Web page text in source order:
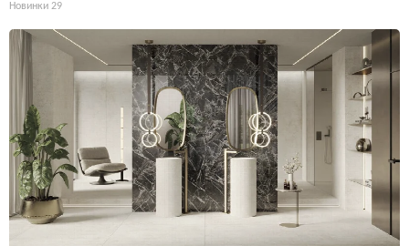
Новинки 29